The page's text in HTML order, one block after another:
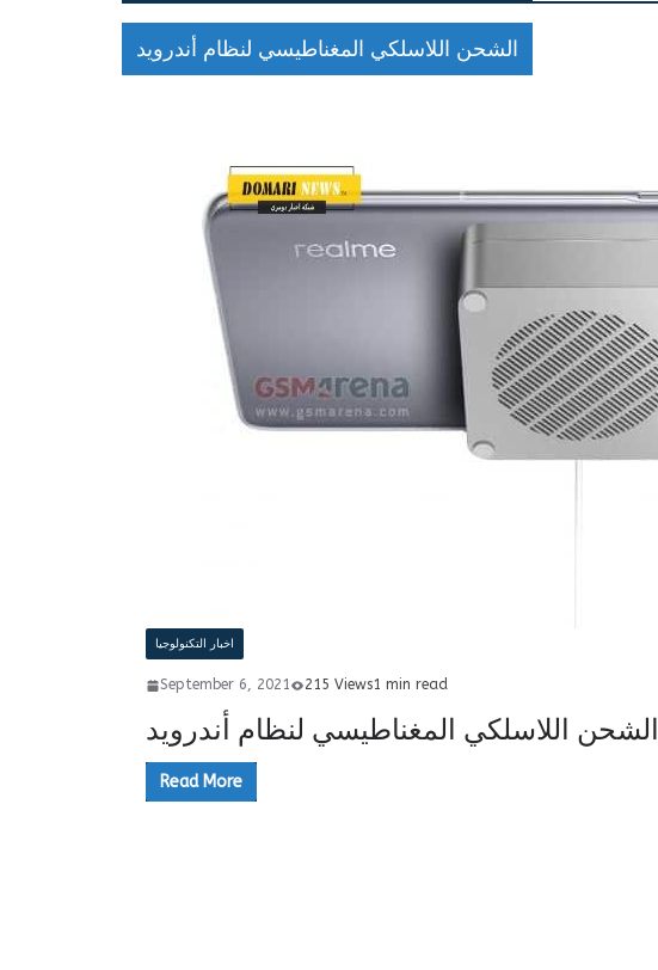
الشحن اللاسلكي المغناطيسي لنظام أندرويد
اخبار التكنولوجيا
September 6, 2021 215 Views1 min read
الشحن اللاسلكي المغناطيسي لنظام أندرويد
Read More